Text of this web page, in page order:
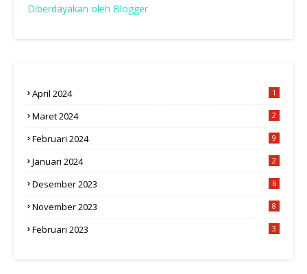
Diberdayakan oleh Blogger
April 2024 1
Maret 2024 2
Februari 2024 9
Januari 2024 2
Desember 2023 6
November 2023 8
Februari 2023 3